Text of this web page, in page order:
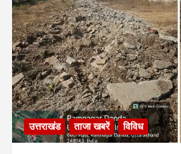
उत्तराखंड ताजा खबरें विविध